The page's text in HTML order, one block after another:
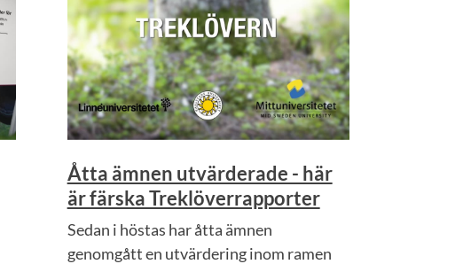
Åtta ämnen utvärderade - här
är färska Treklöverrapporter
Sedan i höstas har åtta ämnen
genomgått en utvärdering inom ramen